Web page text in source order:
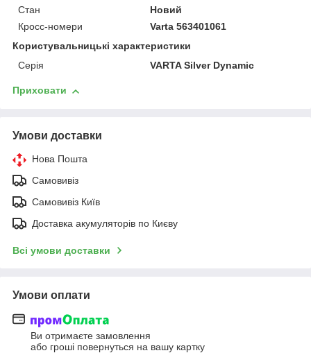
Стан
Новий
Кросс-номери
Varta 563401061
Користувальницькі характеристики
Серія
VARTA Silver Dynamic
Приховати
Умови доставки
Нова Пошта
Самовивіз
Самовивіз Київ
Доставка акумуляторів по Києву
Всі умови доставки
Умови оплати
Ви отримаєте замовлення
або гроші повернуться на вашу картку